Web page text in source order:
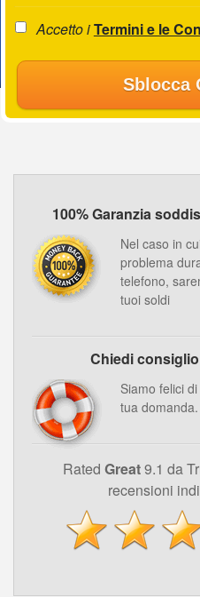
Accetto iTermini e le
Sblocca
100% Garanzia
Nel caso in
problema
telefono,
tuoi soldi
Chiedi
Siamo felici
tua domanda.
RatedGreat9.1 da
recensioni